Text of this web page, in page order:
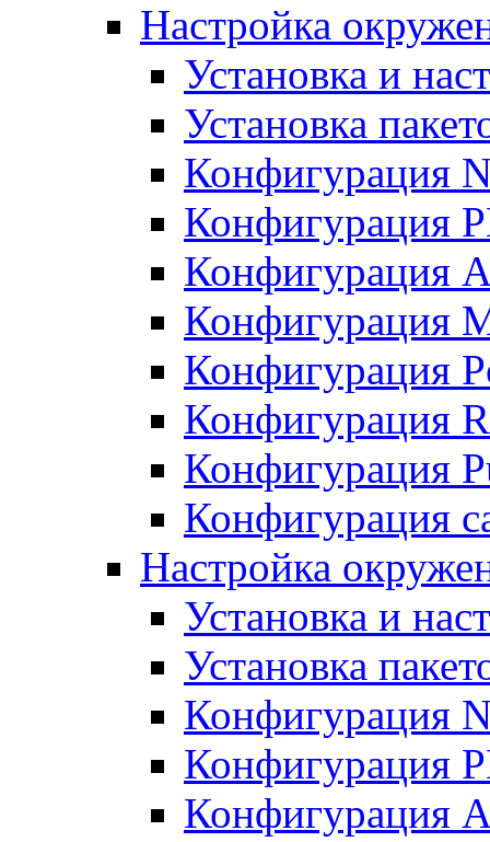
Настройка
Установка и
Установка
Конфигурация
Конфигурация
Конфигурация
Конфигурация
Конфигурация
Конфигурация
Конфигурация
Конфигурация
Настройка
Установка и
Установка
Конфигурация
Конфигурация
Конфигурация